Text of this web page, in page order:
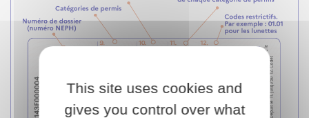
This site uses cookies and
gives you control over what